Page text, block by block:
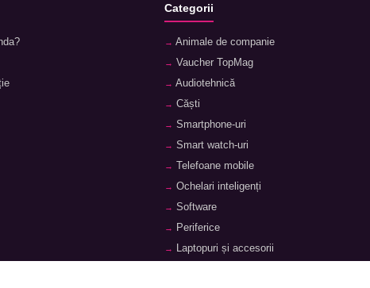
Categorii
Animale de companie
Vaucher TopMag
Audiotehnică
Căști
Smartphone-uri
Smart watch-uri
Telefoane mobile
Ochelari inteligenți
Software
Periferice
Laptopuri și accesorii